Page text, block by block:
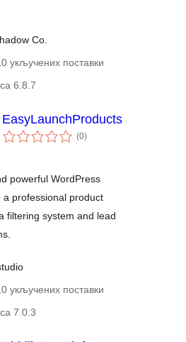
Co.
укључених поставки
6.8.7
EasyLaunchProducts
(0укупних
оцена
)
powerful WordPress
a professional product
filtering system and lead
укључених поставки
7.0.3